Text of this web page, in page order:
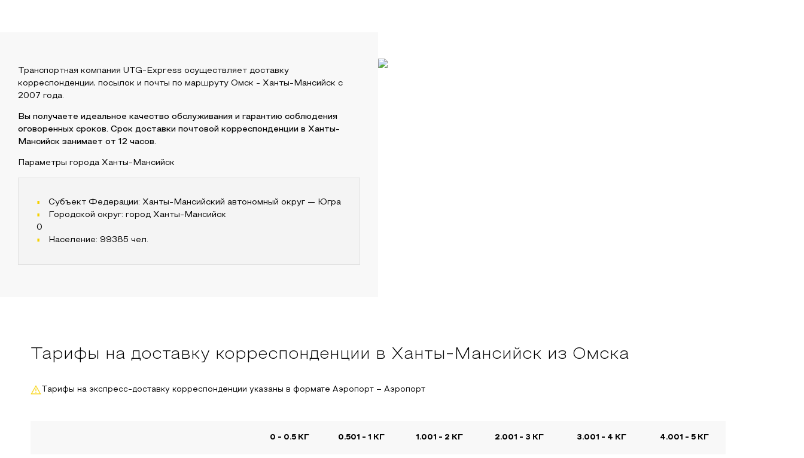
Транспортная компания UTG-Express осуществляет доставку
корреспонденции, посылок и почты по маршруту Омск - Ханты-Мансийск с
2007 года.
Вы получаете идеальное качество обслуживания и гарантию соблюдения
оговоренных сроков. Срок доставки почтовой корреспонденции в Ханты-
Мансийск занимает от 12 часов.
Параметры города Ханты-Мансийск
Субъект Федерации: Ханты-Мансийский автономный округ — Югра
Городской округ: город Ханты-Мансийск
0
Население: 99385 чел.
Тарифы на доставку корреспонденции в Ханты-Мансийск из Омска
Тарифы на экспресс-доставку корреспонденции указаны в формате Аэропорт – Аэропорт
0 - 0.5 КГ 0.501 - 1 КГ 1.001 - 2 КГ 2.001 - 3 КГ 3.001 - 4 КГ 4.001 - 5 КГ